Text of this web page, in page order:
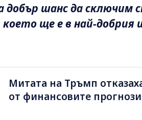
добър шанс да сключим
което ще е в най-добрия
Митата на Тръмп
от финансовите прогнози